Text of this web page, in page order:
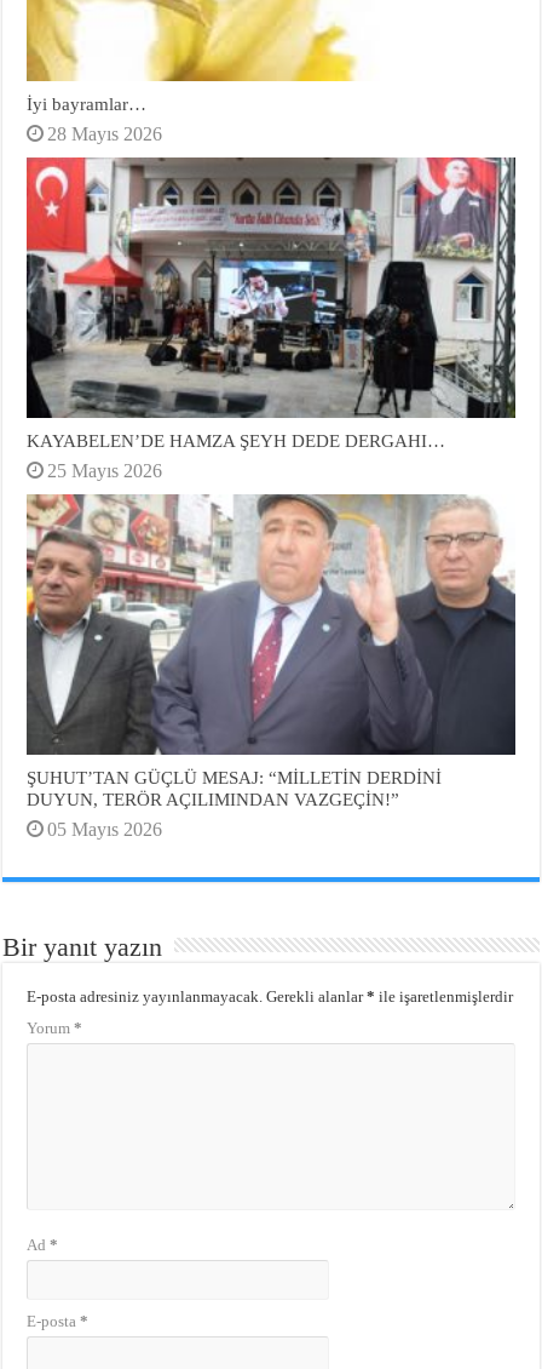
İyi bayramlar…
28 Mayıs 2026
KAYABELEN’DE HAMZA ŞEYH DEDE DERGAHI…
25 Mayıs 2026
ŞUHUT’TAN GÜÇLÜ MESAJ: “MİLLETİN DERDİNİ
DUYUN, TERÖR AÇILIMINDAN VAZGEÇİN!”
05 Mayıs 2026
Bir yanıt yazın
E-posta adresiniz yayınlanmayacak. Gerekli alanlar* ile işaretlenmişlerdir
Yorum*
Ad*
E-posta*